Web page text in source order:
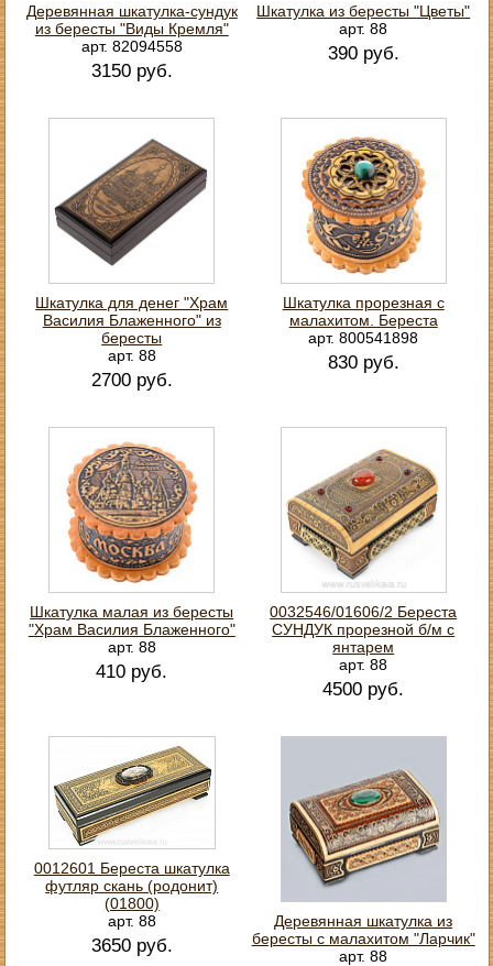
Деревянная шкатулка-сундук
из бересты "Виды Кремля"
арт. 82094558
3150 руб.
Шкатулка из бересты "Цветы"
арт. 88
390 руб.
Шкатулка для денег "Храм
Василия Блаженного" из
бересты
арт. 88
2700 руб.
Шкатулка прорезная с
малахитом. Береста
арт. 800541898
830 руб.
Шкатулка малая из бересты
"Храм Василия Блаженного"
арт. 88
410 руб.
0032546/01606/2 Береста
СУНДУК прорезной б/м с
янтарем
арт. 88
4500 руб.
0012601 Береста шкатулка
футляр скань (родонит)
(01800)
арт. 88
3650 руб.
Деревянная шкатулка из
бересты с малахитом "Ларчик"
арт. 88